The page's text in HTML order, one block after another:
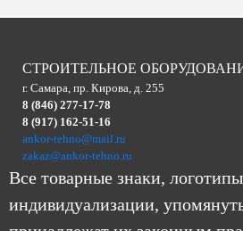
СТРОИТЕЛЬНОЕ
г. Самара, пр. Кирова, д. 255
8 (846) 277-17-78
8 (917) 162-51-16
ankor-tehno@mail.ru
zakaz@ankor-tehno.ru
Все товарные знаки,
индивидуализации,